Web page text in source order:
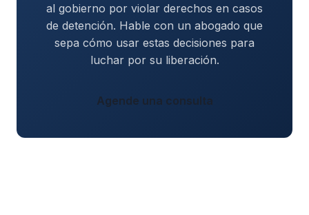
al gobierno por violar derechos en casos
de detención. Hable con un abogado que
sepa cómo usar estas decisiones para
luchar por su liberación.
Agende una consulta